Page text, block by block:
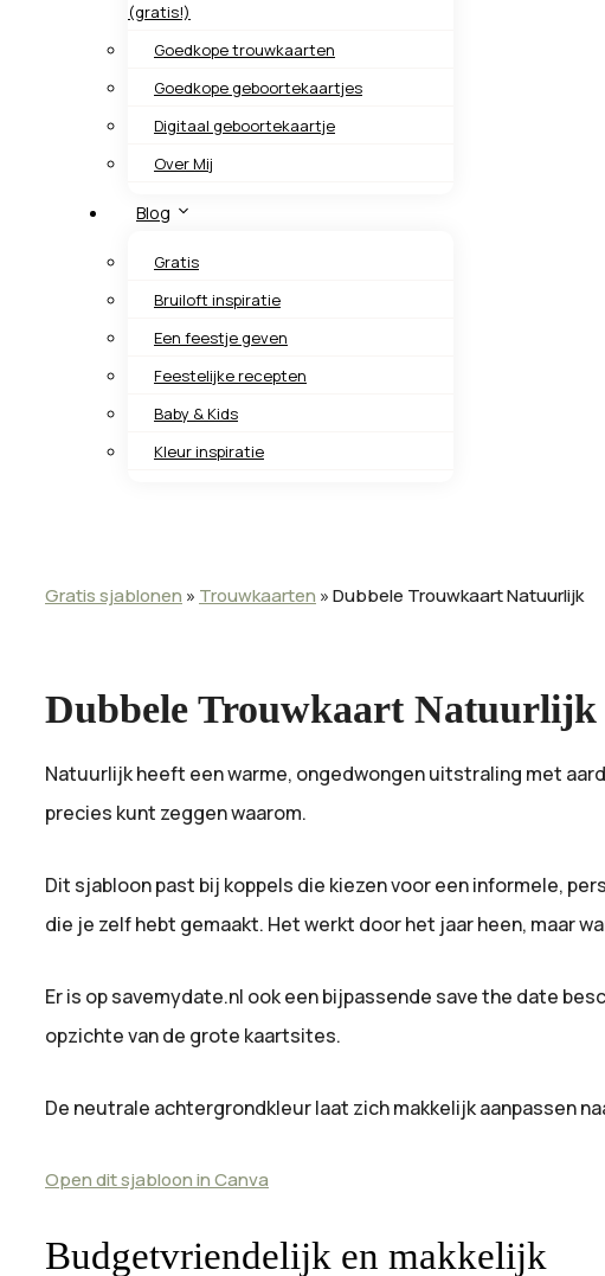
(gratis!)
Goedkope trouwkaarten
Goedkope geboortekaartjes
Digitaal geboortekaartje
Over Mij
Blog
Gratis
Bruiloft inspiratie
Een feestje geven
Feestelijke recepten
Baby & Kids
Kleur inspiratie
Gratis sjablonen » Trouwkaarten »Dubbele Trouwkaart Natuurlijk
Dubbele Trouwkaart Natuurlijk
Natuurlijk heeft een warme, ongedwongen uitstraling met
precies kunt zeggen waarom.
Dit sjabloon past bij koppels die kiezen voor een informele,
die je zelf hebt gemaakt. Het werkt door het jaar heen, maar
Er is op savemydate.nl ook een bijpassende save the date
opzichte van de grote kaartsites.
De neutrale achtergrondkleur laat zich makkelijk aanpassen
Open dit sjabloon in Canva
Budgetvriendelijk en makkelijk